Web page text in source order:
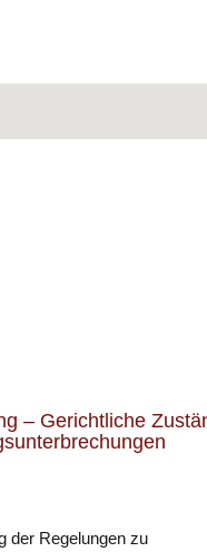
– Gerichtliche
der Regelungen zu